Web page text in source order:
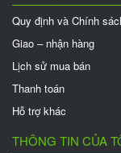
Quy định và Chính
Giao – nhận hàng
Lịch sử mua bán
Thanh toán
Hỗ trợ khác
THÔNG TIN CỦA